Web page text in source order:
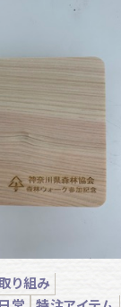
り組み